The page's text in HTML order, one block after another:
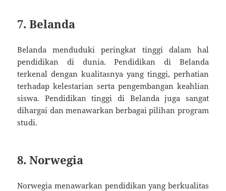
7. Belanda
Belanda menduduki peringkat tinggi dalam hal
pendidikan di dunia. Pendidikan di Belanda
terkenal dengan kualitasnya yang tinggi, perhatian
terhadap kelestarian serta pengembangan keahlian
siswa. Pendidikan tinggi di Belanda juga sangat
dihargai dan menawarkan berbagai pilihan program
studi.
8. Norwegia
Norwegia menawarkan pendidikan yang berkualitas